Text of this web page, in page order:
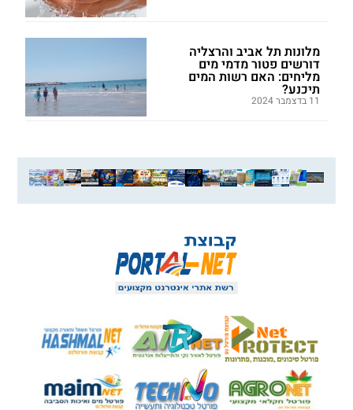
מלונות תל אביב והרצליה
דורשים פטור מדמי מים
מליחים: האם רשות המים
תיכנע?
11 בדצמבר 2024